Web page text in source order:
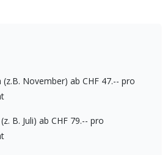
(z.B. November) ab CHF 47.-- pro
B. Juli) ab CHF 79.-- pro